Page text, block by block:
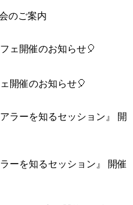
のご案内
開催のお知らせ🎈
ーを知るセッション』 開催